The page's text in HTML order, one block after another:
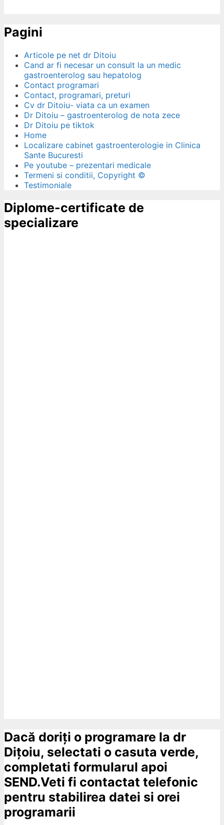
Pagini
Articole pe net dr Ditoiu
Cand ar fi necesar un consult la un medic
gastroenterolog sau hepatolog
Contact programari
Contact, programari, preturi
Cv dr Ditoiu- viata ca un examen
Dr Ditoiu – gastroenterolog de nota zece
Dr Ditoiu pe tiktok
Home
Localizare cabinet gastroenterologie in Clinica
Sante Bucuresti
Pe youtube – prezentari medicale
Termeni si conditii, Copyright ©
Testimoniale
Diplome-certificate de
specializare
Dacă doriți o programare la dr
Dițoiu, selectati o casuta verde,
completati formularul apoi
SEND.Veti fi contactat telefonic
pentru stabilirea datei si orei
programarii